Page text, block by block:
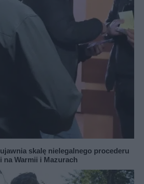
skalę nielegalnego procederu
na Warmii i Mazurach